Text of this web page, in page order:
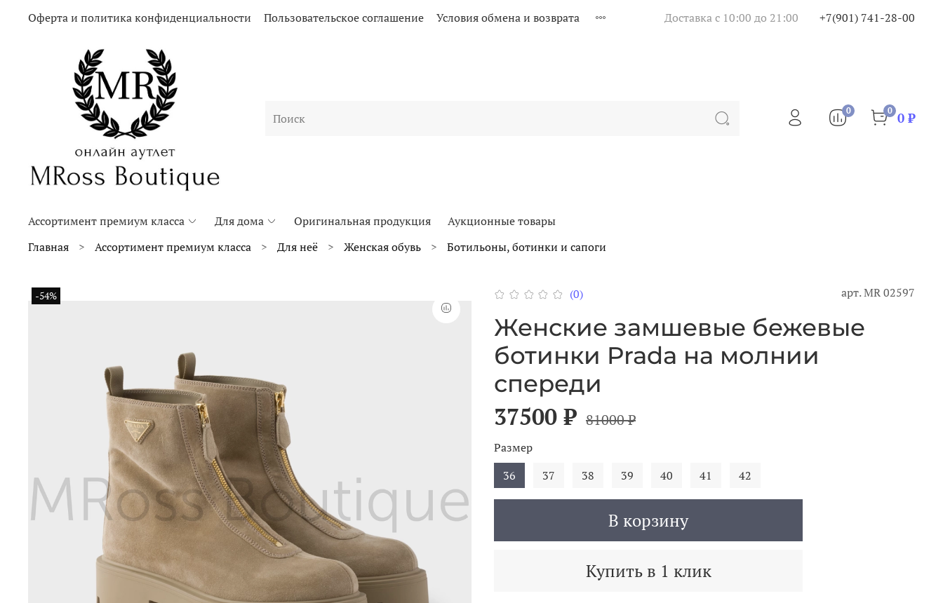
Оферта и политика конфиденциальности Пользовательское соглашение Условия обмена и возврата Доставка с 10:00 до 21:00 +7(901) 741-28-00
0 0 0 ₽
Ассортимент премиум класса Для дома Оригинальная продукция
Аукционные товары
Главная
Ассортимент премиум класса Для неё Женская обувь Ботильоны, ботинки и сапоги
-54% (0) арт.МR 02597
Женские замшевые бежевые
ботинки Prada на молнии
спереди
37500 ₽ 81000 ₽
В корзину
Купить в 1 клик
Размер
36
37 38 39 40 41 42